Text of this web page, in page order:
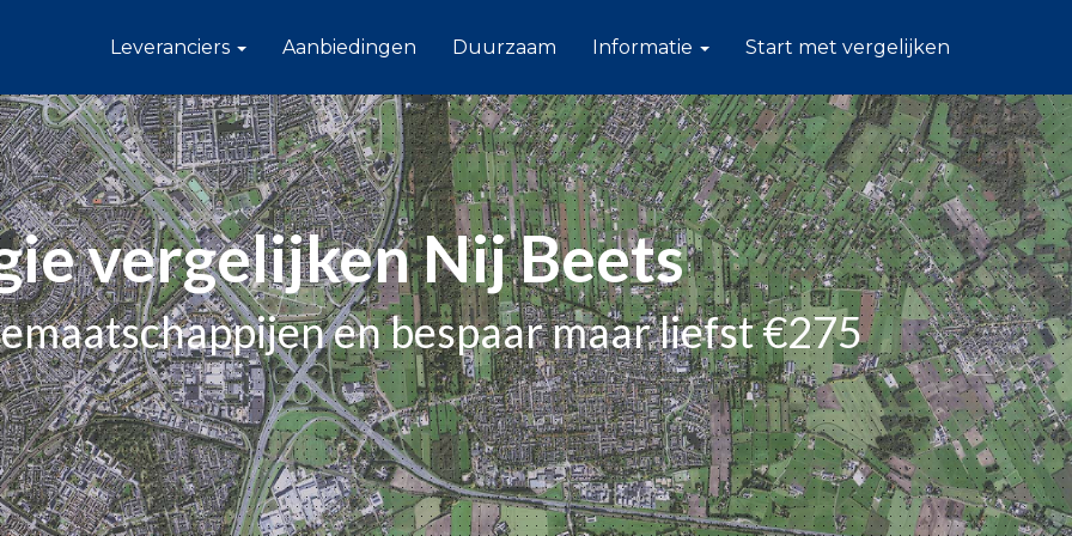
Leveranciers Aanbiedingen Duurzaam Informatie Start met vergelijken
vergelijken Nij Beets
en bespaar maar liefst €275